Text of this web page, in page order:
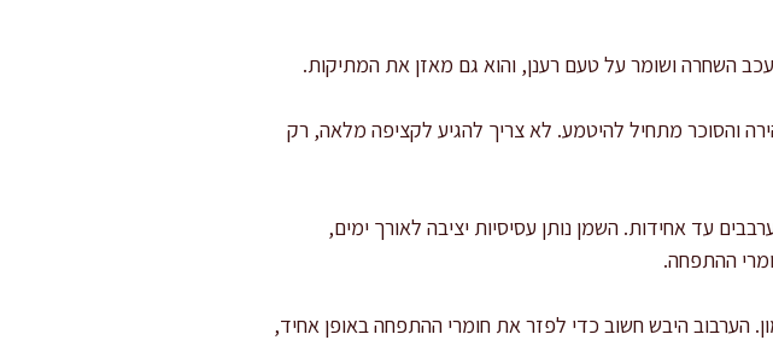
השחרה ושומר על טעם רענן, והוא גם מאזן את המתיקות.
שניות, עד שהתערובת בהירה והסוכר מתחיל להיטמע. לא צריך להגיע לקציפה מלאה, רק
עד אחידות. השמן נותן עסיסיות יציבה לאורך ימים,
ההתפחה.
הערבוב היבש חשוב כדי לפזר את חומרי ההתפחה באופן אחיד,